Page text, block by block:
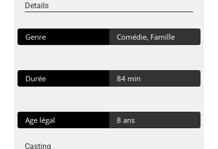
Details
Genre Comédie, Famille
Durée 84 min
Age légal 8 ans
Casting